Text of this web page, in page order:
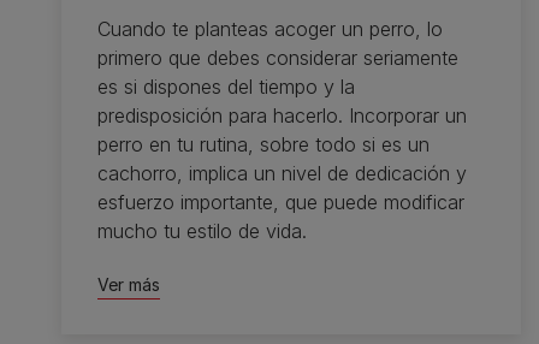
Cuando te planteas acoger un perro, lo
primero que debes considerar seriamente
es si dispones del tiempo y la
predisposición para hacerlo. Incorporar un
perro en tu rutina, sobre todo si es un
cachorro, implica un nivel de dedicación y
esfuerzo importante, que puede modificar
mucho tu estilo de vida.
Ver más